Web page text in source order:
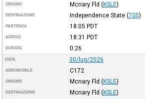
ORIGINE Mcnary Fld (KSLE)
DESTINAZIONE Independence State (7S5)
PARTENZA 18:05 PDT
ARRIVO 18:31 PDT
DURATA 0:26
DATA 30/lug/2026
AEROMOBILE C172
ORIGINE Mcnary Fld (KSLE)
DESTINAZIONE Mcnary Fld (KSLE)